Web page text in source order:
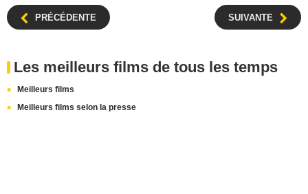
PRÉCÉDENTE SUIVANTE
Les meilleurs films de tous les temps
Meilleurs films
Meilleurs films selon la presse